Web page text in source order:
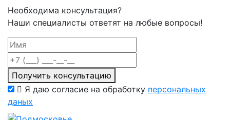
Необходима консультация?
Наши специалисты ответят на любые вопросы!
Получить консультацию
Я даю согласие на обработку персональных
даных